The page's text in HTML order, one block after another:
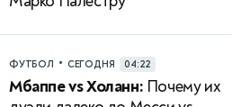
ФУТБОЛ • СЕГОДНЯ 04:22
Мбаппе vs Холанн: Почему их